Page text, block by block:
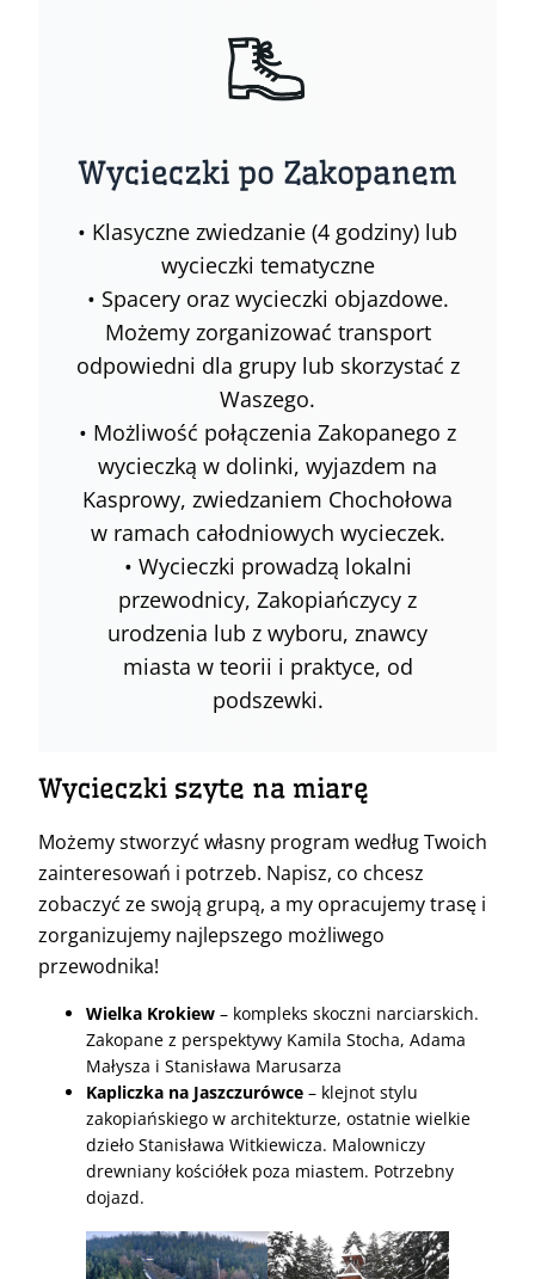
Wycieczki po Zakopanem
• Klasyczne zwiedzanie (4 godziny) lub
wycieczki tematyczne
• Spacery oraz wycieczki objazdowe.
Możemy zorganizować transport
odpowiedni dla grupy lub skorzystać z
Waszego.
• Możliwość połączenia Zakopanego z
wycieczką w dolinki, wyjazdem na
Kasprowy, zwiedzaniem Chochołowa
w ramach całodniowych wycieczek.
• Wycieczki prowadzą lokalni
przewodnicy, Zakopiańczycy z
urodzenia lub z wyboru, znawcy
miasta w teorii i praktyce, od
podszewki.
Wycieczki szyte na miarę
Możemy stworzyć własny program według Twoich
zainteresowań i potrzeb. Napisz, co chcesz
zobaczyć ze swoją grupą, a my opracujemy trasę i
zorganizujemy najlepszego możliwego
przewodnika!
Wielka Krokiew – kompleks skoczni narciarskich.
Zakopane z perspektywy Kamila Stocha, Adama
Małysza i Stanisława Marusarza
Kapliczka na Jaszczurówce – klejnot stylu
zakopiańskiego w architekturze, ostatnie wielkie
dzieło Stanisława Witkiewicza. Malowniczy
drewniany kościółek poza miastem. Potrzebny
dojazd.